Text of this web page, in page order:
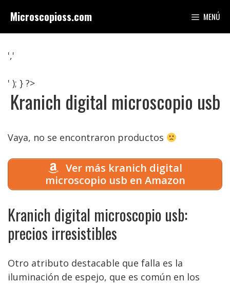
contenido
Microscopioss.com MENÚ
','
' ); } ?>
Kranich digital microscopio usb
Vaya, no se encontraron productos
Ver más kranich digital
microscopio usb en Amazon
Kranich digital microscopio usb:
precios irresistibles
Otro atributo destacable que falla es la
iluminación de espejo, que es común en los